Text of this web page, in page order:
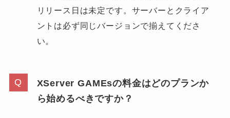
リリース日は未定です。サーバーとクライア
ントは必ず同じバージョンで揃えてくださ
い。
XServer GAMEsの料金はどのプランか
ら始めるべきですか？